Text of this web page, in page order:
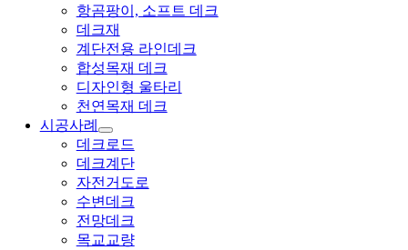
항곰팡이, 소프트 데크
데크재
계단전용 라인데크
합성목재 데크
디자인형 울타리
천연목재 데크
시공사례
데크로드
데크계단
자전거도로
수변데크
전망데크
목교교량